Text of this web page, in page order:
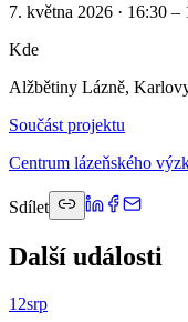
7. května 2026 · 16:30 –
Kde
Alžbětiny Lázně,
Součást projektu
Centrum lázeňského
Sdílet
Další události
12srp